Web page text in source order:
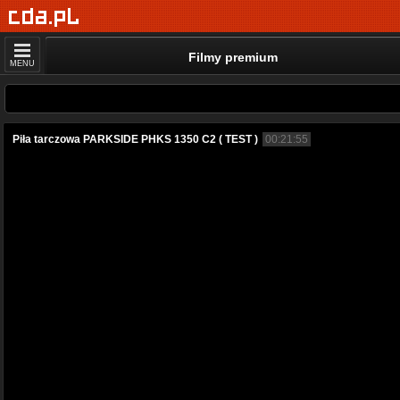
MENU Filmy premium
Piła tarczowa PARKSIDE PHKS 1350 C2 ( TEST ) 00:21:55